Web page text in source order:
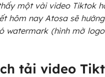
một vài video Tiktok
hôm nay Atosa sẽ
watermark (hình mờ
tải video